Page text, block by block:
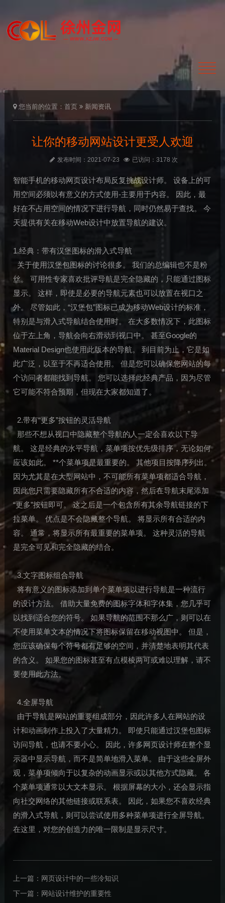
您当前的位置：首页 新闻资讯
让你的移动网站设计更受人欢迎
发布时间：2021-07-23 已访问：3178 次
智能手机的移动网页设计布局反复挑战设计师。 设备上的可
用空间必须以有意义的方式使用-主要用于内容。 因此，最
好在不占用空间的情况下进行导航，同时仍然易于查找。 今
天提供有关在移动Web设计中放置导航的建议。
1.经典：带有汉堡图标的滑入式导航
关于使用汉堡包图标的讨论很多。 我们的总编辑也不是粉
丝。 可用性专家喜欢批评导航是完全隐藏的，只能通过图标
显示。 这样，即使是必要的导航元素也可以放置在视口之
外。 尽管如此，“汉堡包”图标已成为移动Web设计的标准，
特别是与滑入式导航结合使用时。 在大多数情况下，此图标
位于左上角，导航会向右滑动到视口中。 甚至Google的
Material Design也使用此版本的导航。 到目前为止，它是如
此广泛，以至于不再适合使用。 但是您可以确保您网站的每
个访问者都能找到导航。 您可以选择此经典产品，因为尽管
它可能不符合预期，但现在大家都知道了。
2.带有“更多”按钮的灵活导航
那些不想从视口中隐藏整个导航的人一定会喜欢以下导
航。 这是经典的水平导航，菜单项按优先级排序，无论如何
应该如此。 **个菜单项是最重要的。 其他项目按降序列出。
因为尤其是在大型网站中，不可能所有菜单项都适合导航，
因此您只需要隐藏所有不合适的内容，然后在导航末尾添加
“更多”按钮即可。 这之后是一个包含所有其余导航链接的下
拉菜单。 优点是不会隐藏整个导航。 将显示所有合适的内
容。 通常，将显示所有最重要的菜单项。 这种灵活的导航
是完全可见和完全隐藏的结合。
3.文字图标组合导航
将有意义的图标添加到单个菜单项以进行导航是一种流行
的设计方法。 借助大量免费的图标字体和字体集，您几乎可
以找到适合您的符号。 如果导航的范围不那么广，则可以在
不使用菜单文本的情况下将图标保留在移动视图中。 但是，
您应该确保每个符号都有足够的空间，并清楚地表明其代表
的含义。 如果您的图标甚至有点模棱两可或难以理解，请不
要使用此方法。
4.全屏导航
由于导航是网站的重要组成部分，因此许多人在网站的设
计和动画制作上投入了大量精力。 即使只能通过汉堡包图标
访问导航，也请不要小心。 因此，许多网页设计师在整个显
示器中显示导航，而不是简单地滑入菜单。 由于这些全屏外
观，菜单项倾向于以复杂的动画显示或以其他方式隐藏。 各
个菜单项通常以大文本显示。 根据屏幕的大小，还会显示指
向社交网络的其他链接或联系表。 因此，如果您不喜欢经典
的滑入式导航，则可以尝试使用多种菜单项进行全屏导航。
在这里，对您的创造力的唯一限制是显示尺寸。
上一篇： 网页设计中的一些冷知识
下一篇： 网站设计维护的重要性